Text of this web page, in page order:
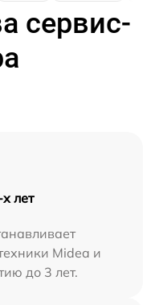
сервис-
лет
Midea и
до 3 лет.